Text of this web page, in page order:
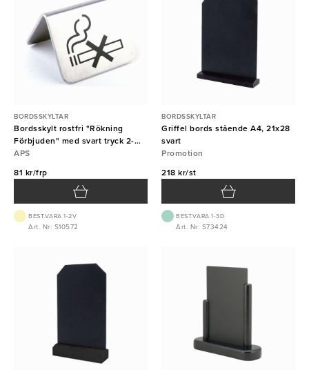
BORDSSKYLTAR
Bordsskylt rostfri "Rökning
Förbjuden" med svart tryck 2-
pack
APS
81 kr/frp
BEST.VARA 1-2V
Art. Nr: S10572
BORDSSKYLTAR
Griffel bords stående A4, 21x28
svart
Promotion
218 kr/st
BEST.VARA 1-3D
Art. Nr: S73424